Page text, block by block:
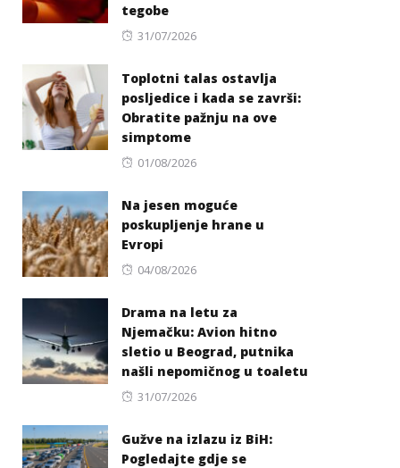
tegobe
Posted
31/07/2026
Toplotni talas ostavlja
posljedice i kada se završi:
Obratite pažnju na ove
simptome
Posted
01/08/2026
Na jesen moguće
poskupljenje hrane u
Evropi
Posted
04/08/2026
Drama na letu za
Njemačku: Avion hitno
sletio u Beograd, putnika
našli nepomičnog u toaletu
Posted
31/07/2026
Gužve na izlazu iz BiH:
Pogledajte gdje se